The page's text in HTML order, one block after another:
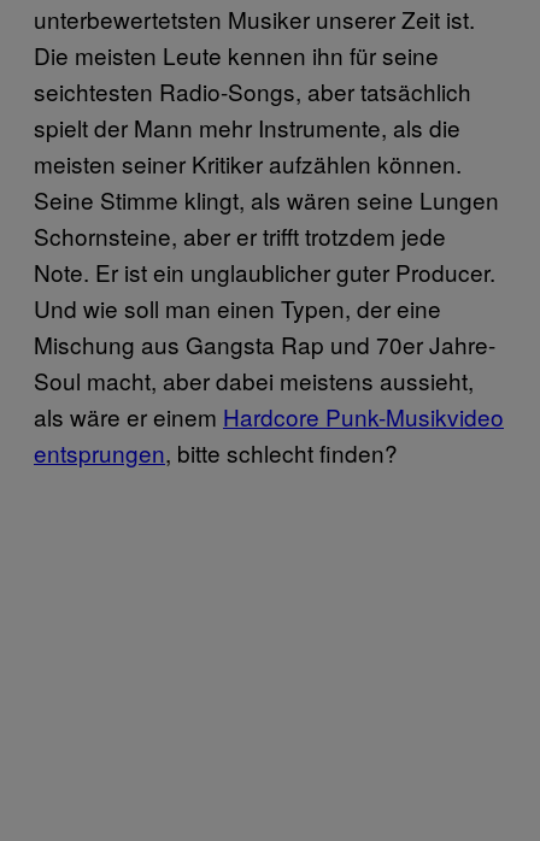
unterbewertetsten Musiker unserer Zeit ist.
Die meisten Leute kennen ihn für seine
seichtesten Radio-Songs, aber tatsächlich
spielt der Mann mehr Instrumente, als die
meisten seiner Kritiker aufzählen können.
Seine Stimme klingt, als wären seine Lungen
Schornsteine, aber er trifft trotzdem jede
Note. Er ist ein unglaublicher guter Producer.
Und wie soll man einen Typen, der eine
Mischung aus Gangsta Rap und 70er Jahre-
Soul macht, aber dabei meistens aussieht,
als wäre er einem Hardcore Punk-Musikvideo
entsprungen, bitte schlecht finden?